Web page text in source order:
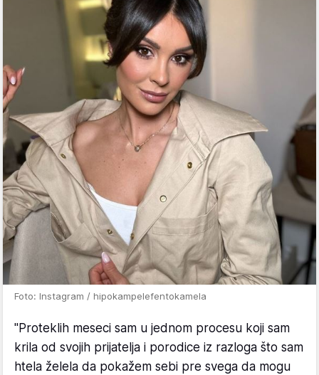
Foto: Instagram / hipokampelefentokamela
"Proteklih meseci sam u jednom procesu koji sam
krila od svojih prijatelja i porodice iz razloga što sam
htela želela da pokažem sebi pre svega da mogu